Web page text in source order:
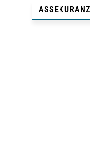
ASSEKURANZ